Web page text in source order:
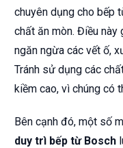
chuyên dụng cho bếp
chất ăn mòn. Điều này
ngăn ngừa các vết ố,
Tránh sử dụng các
kiềm cao, vì chúng có
Bên cạnh đó, một số
duy trì bếp từ Bosch